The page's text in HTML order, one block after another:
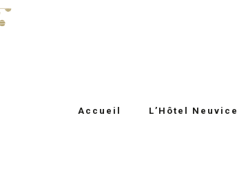
Accueil L’Hôtel Neuvice